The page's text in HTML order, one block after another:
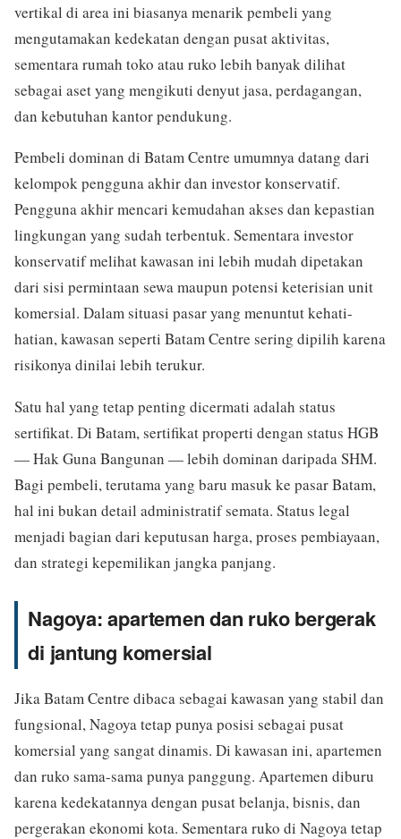
vertikal di area ini biasanya menarik pembeli yang
mengutamakan kedekatan dengan pusat aktivitas,
sementara rumah toko atau ruko lebih banyak dilihat
sebagai aset yang mengikuti denyut jasa, perdagangan,
dan kebutuhan kantor pendukung.
Pembeli dominan di Batam Centre umumnya datang dari
kelompok pengguna akhir dan investor konservatif.
Pengguna akhir mencari kemudahan akses dan kepastian
lingkungan yang sudah terbentuk. Sementara investor
konservatif melihat kawasan ini lebih mudah dipetakan
dari sisi permintaan sewa maupun potensi keterisian unit
komersial. Dalam situasi pasar yang menuntut kehati-
hatian, kawasan seperti Batam Centre sering dipilih karena
risikonya dinilai lebih terukur.
Satu hal yang tetap penting dicermati adalah status
sertifikat. Di Batam, sertifikat properti dengan status HGB
— Hak Guna Bangunan — lebih dominan daripada SHM.
Bagi pembeli, terutama yang baru masuk ke pasar Batam,
hal ini bukan detail administratif semata. Status legal
menjadi bagian dari keputusan harga, proses pembiayaan,
dan strategi kepemilikan jangka panjang.
Nagoya: apartemen dan ruko bergerak
di jantung komersial
Jika Batam Centre dibaca sebagai kawasan yang stabil dan
fungsional, Nagoya tetap punya posisi sebagai pusat
komersial yang sangat dinamis. Di kawasan ini, apartemen
dan ruko sama-sama punya panggung. Apartemen diburu
karena kedekatannya dengan pusat belanja, bisnis, dan
pergerakan ekonomi kota. Sementara ruko di Nagoya tetap